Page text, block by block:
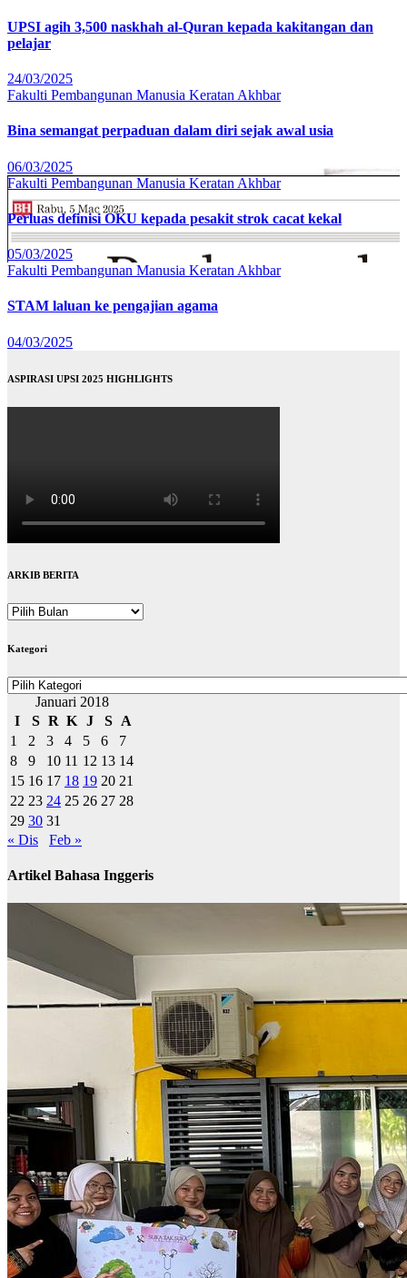
UPSI agih 3,500 naskhah al-Quran kepada kakitangan dan
pelajar
24/03/2025
Fakulti Pembangunan Manusia Keratan Akhbar
Bina semangat perpaduan dalam diri sejak awal usia
06/03/2025
Fakulti Pembangunan Manusia Keratan Akhbar
Perluas definisi OKU kepada pesakit strok cacat kekal
05/03/2025
Fakulti Pembangunan Manusia Keratan Akhbar
STAM laluan ke pengajian agama
04/03/2025
ASPIRASI UPSI 2025 HIGHLIGHTS
ARKIB BERITA
ARKIB
Kategori
Kategori
Januari 2018
I
S R K J S
A
1
2 3 4 5 6
7
8
9 10 11 12 13 14
15 16 17 18 19 20 21
22 23 24 25 26 27 28
29 30 31
« Dis
Feb »
Artikel Bahasa Inggeris